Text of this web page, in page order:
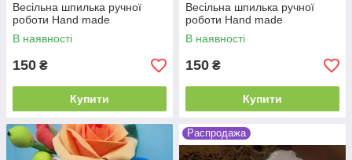
Весільна шпилька ручної
роботи Hand made
В наявності
150 ₴
Купити
Весільна шпилька ручної
роботи Hand made
В наявності
150 ₴
Купити
Распродажа